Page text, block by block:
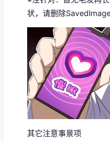
状，请删除
其它注意事景项